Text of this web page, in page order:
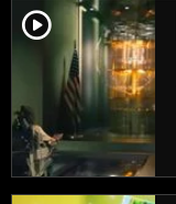
player2